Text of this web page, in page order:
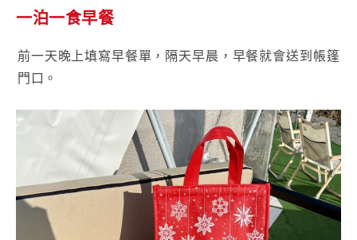
一泊一食早餐
前一天晚上填寫早餐單，隔天早晨，早餐就會送到帳篷
門口。